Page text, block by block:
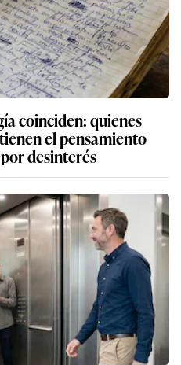
coinciden: quienes
el pensamiento
desinterés